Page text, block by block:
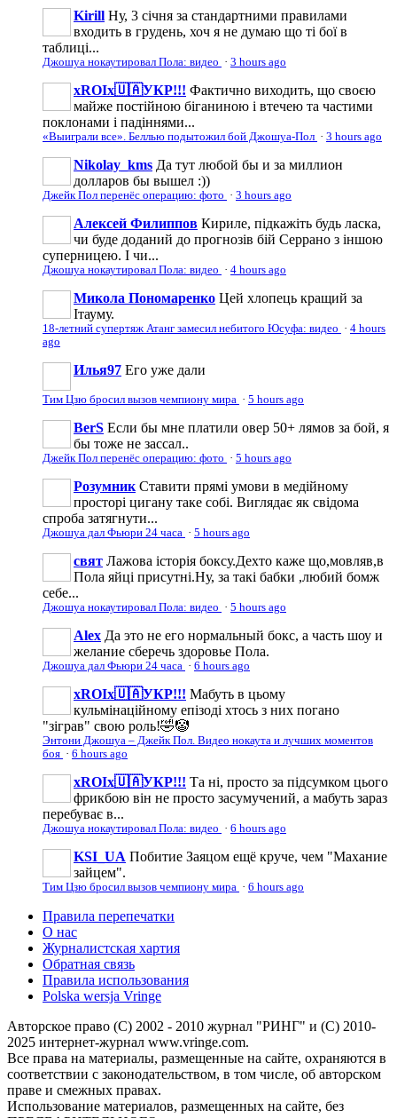
Kirill Ну, 3 січня за стандартними правилами
входить в грудень, хоч я не думаю що ті бої в
таблиці...
Джошуа нокаутировал Пола: видео · 3 hours ago
xROIx🇺🇦УКР!!! Фактично виходить, що своєю
майже постійною біганиною і втечею та частими
поклонами і падіннями...
«Выиграли все». Беллью подытожил бой Джошуа-Пол · 3 hours ago
Nikolay_kms Да тут любой бы и за миллион
долларов бы вышел :))
Джейк Пол перенёс операцию: фото · 3 hours ago
Алексей Филиппов Кириле, підкажіть будь ласка,
чи буде доданий до прогнозів бій Серрано з іншою
суперницею. І чи...
Джошуа нокаутировал Пола: видео · 4 hours ago
Микола Пономаренко Цей хлопець кращий за
Ітауму.
18-летний супертяж Атанг замесил небитого Юсуфа: видео · 4 hours
ago
Илья97 Его уже дали
Тим Цзю бросил вызов чемпиону мира · 5 hours ago
BerS Если бы мне платили овер 50+ лямов за бой, я
бы тоже не зассал..
Джейк Пол перенёс операцию: фото · 5 hours ago
Розумник Ставити прямі умови в медійному
просторі цигану таке собі. Виглядає як свідома
спроба затягнути...
Джошуа дал Фьюри 24 часа · 5 hours ago
свят Лажова історія боксу.Дехто каже що,мовляв,в
Пола яйці присутні.Ну, за такі бабки ,любий бомж
себе...
Джошуа нокаутировал Пола: видео · 5 hours ago
Аlеx Да это не его нормальный бокс, а часть шоу и
желание сберечь здоровье Пола.
Джошуа дал Фьюри 24 часа · 6 hours ago
xROIx🇺🇦УКР!!! Мабуть в цьому
кульмінаційному епізоді хтось з них погано
"зіграв" свою роль!🤣🤡
Энтони Джошуа – Джейк Пол. Видео нокаута и лучших моментов
боя · 6 hours ago
xROIx🇺🇦УКР!!! Та ні, просто за підсумком цього
фрикбою він не просто засумучений, а мабуть зараз
перебуває в...
Джошуа нокаутировал Пола: видео · 6 hours ago
KSI_UA Побитие Заяцом ещё круче, чем "Махание
зайцем".
Тим Цзю бросил вызов чемпиону мира · 6 hours ago
Правила перепечатки
О нас
Журналистская хартия
Обратная связь
Правила использования
Polska wersja Vringe
Авторское право (С) 2002 - 2010 журнал "РИНГ" и (С) 2010-
2025 интернет-журнал www.vringe.com.
Все права на материалы, размещенные на сайте, охраняются в
соответствии с законодательством, в том числе, об авторском
праве и смежных правах.
Использование материалов, размещенных на сайте, без